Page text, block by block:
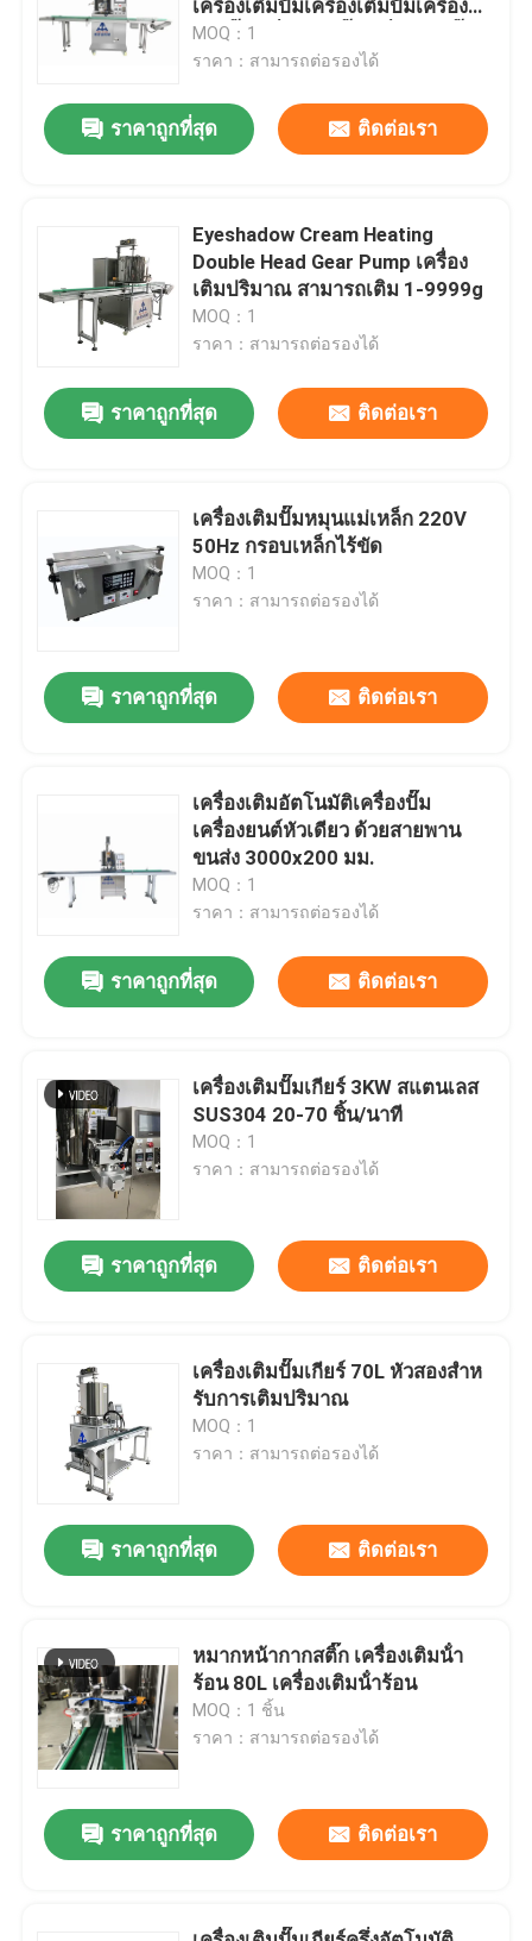
บ้าน
วิดีโอ
เกี่ยวกับเรา
ทัวร์โรงงาน
ขออ้าง
สายการผลิตลิปสติก
เครื่องเติมสีฝีปากอัตโนมัติ
เครื่องเติมเมสคาร่า
เครื่องเติมปั๊มเครื่องเติมปั๊มเครื่อง
เติมปั๊มเครื่องเติมปั๊มเครื่องเติมปั๊ม
เครื่องเติมปั๊มเครื่องเติมปั๊ม
MOQ：1
ราคา：สามารถต่อรองได้
ราคาถูกที่สุด ติดต่อเรา
Eyeshadow Cream Heating
Double Head Gear Pump เครื่อง
เติมปริมาณ สามารถเติม 1-9999g
MOQ：1
ราคา：สามารถต่อรองได้
ราคาถูกที่สุด ติดต่อเรา
เครื่องเติมปั๊มหมุนแม่เหล็ก 220V
50Hz กรอบเหล็กไร้ขัด
MOQ：1
ราคา：สามารถต่อรองได้
ราคาถูกที่สุด ติดต่อเรา
เครื่องเติมอัตโนมัติเครื่องปั๊ม
เครื่องยนต์หัวเดียว ด้วยสายพาน
ขนส่ง 3000x200 มม.
MOQ：1
ราคา：สามารถต่อรองได้
ราคาถูกที่สุด ติดต่อเรา
เครื่องเติมปั๊มเกียร์ 3KW สแตนเลส
SUS304 20-70 ชิ้น/นาที
MOQ：1
ราคา：สามารถต่อรองได้
ราคาถูกที่สุด ติดต่อเรา
เครื่องเติมปั๊มเกียร์ 70L หัวสองสําห
รับการเติมปริมาณ
MOQ：1
ราคา：สามารถต่อรองได้
ราคาถูกที่สุด ติดต่อเรา
หมากหน้ากากสติ๊ก เครื่องเติมน้ํา
ร้อน 80L เครื่องเติมน้ําร้อน
MOQ：1 ชิ้น
ราคา：สามารถต่อรองได้
ราคาถูกที่สุด ติดต่อเรา